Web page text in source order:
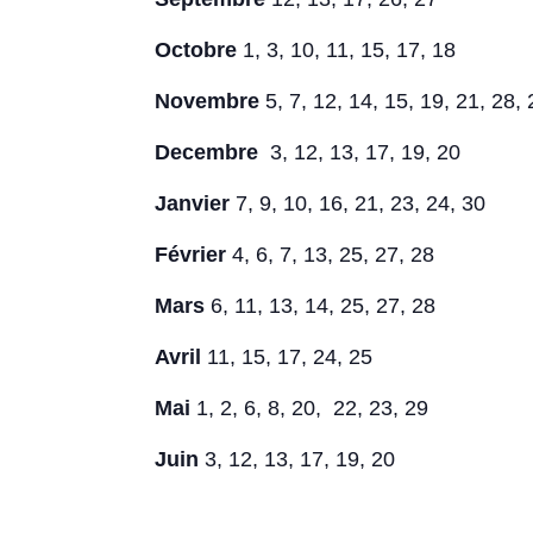
Octobre 1, 3, 10, 11, 15, 17, 18
Novembre 5, 7, 12, 14, 15, 19, 21, 28,
Decembre 3, 12, 13, 17, 19, 20
Janvier 7, 9, 10, 16, 21, 23, 24, 30
Février4, 6, 7, 13, 25, 27, 28
Mars 6, 11, 13, 14, 25, 27, 28
Avril 11, 15, 17, 24, 25
Mai 1, 2, 6, 8, 20, 22, 23, 29
Juin 3, 12, 13, 17, 19, 20